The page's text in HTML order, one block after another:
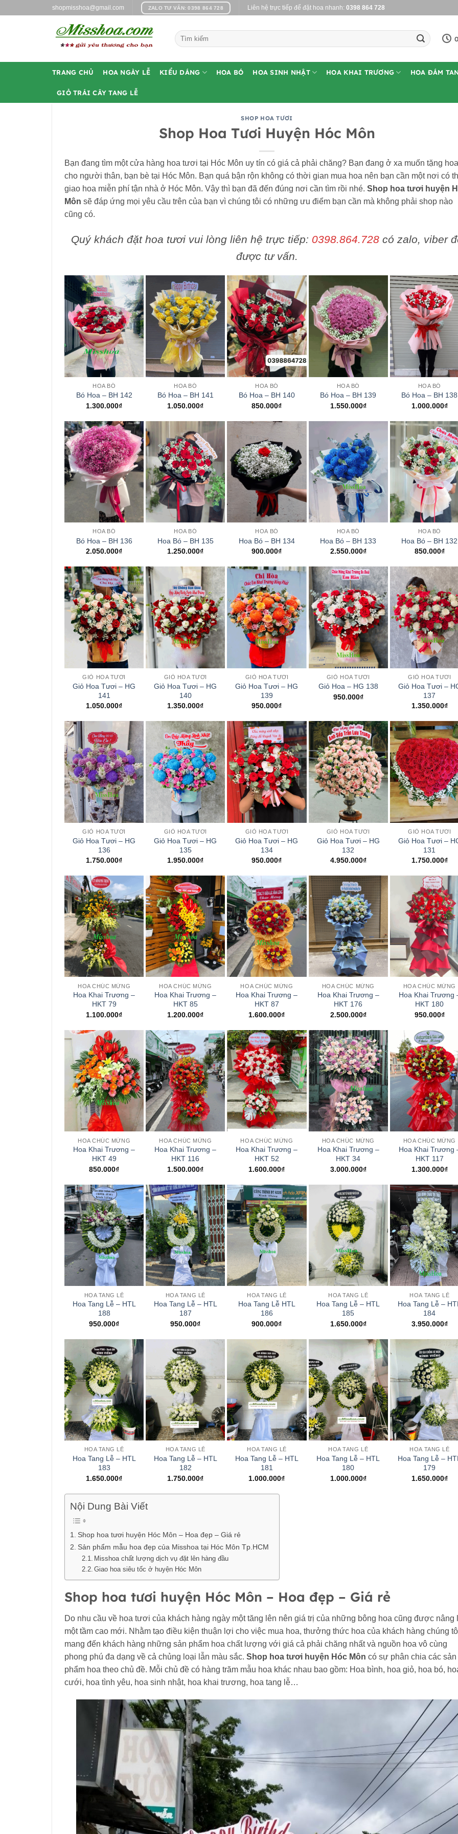
shopmisshoa@gmail.com ZALO TƯ VẤN: 0398 864 728 Liên hệ trực tiếp để đặt hoa nhanh: 0398 864 728
Tìm
kiếm:
TRANG CHỦ HOA NGÀY LỄ KIỂU DÁNG HOA BÓ HOA SINH NHẬT HOA KHAI TRƯƠNG HOA ĐÁM
GIỎ TRÁI CÂY TANG LỄ
SHOP HOA TƯƠI
Shop Hoa Tươi Huyện Hóc Môn
Bạn đang tìm một cửa hàng hoa tươi tại Hóc Môn uy tín có giá cả phải chăng? Bạn đang ở xa muốn tặng hoa
cho người thân, bạn bè tại Hóc Môn. Bạn quá bận rộn không có thời gian mua hoa nên bạn cần một nơi có
giao hoa miễn phí tận nhà ở Hóc Môn. Vậy thì bạn đã đến đúng nơi cần tìm rồi nhé. Shop hoa tươi huyện
Môn sẽ đáp ứng mọi yêu cầu trên của bạn vì chúng tôi có những ưu điểm bạn cần mà không phải shop nào
cũng có.
Quý khách đặt hoa tươi vui lòng liên hệ trực tiếp: 0398.864.728có zalo, viber
được tư vấn.
HOA BÓ
Bó Hoa – BH 142
1.300.000₫
+
HOA BÓ
Bó Hoa – BH 141
1.050.000₫
+
HOA BÓ
Bó Hoa – BH 140
850.000₫
HOA BÓ
Bó Hoa – BH 139
1.550.000₫
+
HOA BÓ
Bó Hoa – BH 138
1.000.000₫
HOA BÓ
Bó Hoa – BH 136
2.050.000₫
HOA BÓ
Hoa Bó – BH 135
1.250.000₫
HOA BÓ
Hoa Bó – BH 134
900.000₫
HOA BÓ
Hoa Bó – BH 133
2.550.000₫
+
HOA BÓ
Hoa Bó – BH 132
850.000₫
GIỎ HOA TƯƠI
Giỏ Hoa Tươi – HG
141
1.050.000₫
GIỎ HOA TƯƠI
Giỏ Hoa Tươi – HG
140
1.350.000₫
GIỎ HOA TƯƠI
Giỏ Hoa Tươi – HG
139
950.000₫
+
GIỎ HOA TƯƠI
Giỏ Hoa – HG 138
950.000₫
GIỎ HOA TƯƠI
Giỏ Hoa Tươi –
137
1.350.000₫
+
GIỎ HOA TƯƠI
Giỏ Hoa Tươi – HG
136
1.750.000₫
GIỎ HOA TƯƠI
Giỏ Hoa Tươi – HG
135
1.950.000₫
+
GIỎ HOA TƯƠI
Giỏ Hoa Tươi – HG
134
950.000₫
GIỎ HOA TƯƠI
Giỏ Hoa Tươi – HG
132
4.950.000₫
GIỎ HOA TƯƠI
Giỏ Hoa Tươi –
131
1.750.000₫
HOA CHÚC MỪNG
Hoa Khai Trương –
HKT 79
1.100.000₫
+
HOA CHÚC MỪNG
Hoa Khai Trương –
HKT 85
1.200.000₫
+
HOA CHÚC MỪNG
Hoa Khai Trương –
HKT 87
1.600.000₫
+
HOA CHÚC MỪNG
Hoa Khai Trương –
HKT 176
2.500.000₫
+
HOA CHÚC MỪNG
Hoa Khai Trương
HKT 180
950.000₫
HOA CHÚC MỪNG
Hoa Khai Trương –
HKT 49
850.000₫
+
HOA CHÚC MỪNG
Hoa Khai Trương –
HKT 116
1.500.000₫
+
HOA CHÚC MỪNG
Hoa Khai Trương –
HKT 52
1.600.000₫
+
HOA CHÚC MỪNG
Hoa Khai Trương –
HKT 34
3.000.000₫
HOA CHÚC MỪNG
Hoa Khai Trương
HKT 117
1.300.000₫
HOA TANG LỄ
Hoa Tang Lễ – HTL
188
950.000₫
+
HOA TANG LỄ
Hoa Tang Lễ – HTL
187
950.000₫
+
HOA TANG LỄ
Hoa Tang Lễ HTL
186
900.000₫
+
HOA TANG LỄ
Hoa Tang Lễ – HTL
185
1.650.000₫
+
HOA TANG LỄ
Hoa Tang Lễ –
184
3.950.000₫
+
HOA TANG LỄ
Hoa Tang Lễ – HTL
183
1.650.000₫
+
HOA TANG LỄ
Hoa Tang Lễ – HTL
182
1.750.000₫
+
HOA TANG LỄ
Hoa Tang Lễ – HTL
181
1.000.000₫
+
HOA TANG LỄ
Hoa Tang Lễ – HTL
180
1.000.000₫
+
HOA TANG LỄ
Hoa Tang Lễ –
179
1.650.000₫
Nội Dung Bài Viết
Shop hoa tươi huyện Hóc Môn – Hoa đẹp – Giá rẻ
Sản phẩm mẫu hoa đẹp của Misshoa tại Hóc Môn Tp.HCM
Misshoa chất lượng dịch vụ đặt lên hàng đầu
Giao hoa siêu tốc ở huyện Hóc Môn
Shop hoa tươi huyện Hóc Môn – Hoa đẹp – Giá rẻ
Do nhu cầu về hoa tươi của khách hàng ngày một tăng lên nên giá trị của những bông hoa cũng được nâng
một tầm cao mới. Nhằm tạo điều kiện thuận lợi cho việc mua hoa, thưởng thức hoa của khách hàng chúng
mang đến khách hàng những sản phẩm hoa chất lượng với giá cả phải chăng nhất và nguồn hoa vô cùng
phong phú đa dạng về cả chủng loại lẫn màu sắc. Shop hoa tươi huyện Hóc Môn có sự phân chia các sản
phẩm hoa theo chủ đề. Mỗi chủ đề có hàng trăm mẫu hoa khác nhau bao gồm: Hoa bình, hoa giỏ, hoa bó,
cưới, hoa tình yêu, hoa sinh nhật, hoa khai trương, hoa tang lễ…